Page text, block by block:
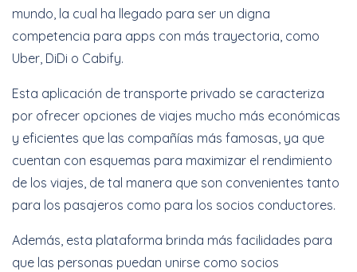
mundo, la cual ha llegado para ser un digna
competencia para apps con más trayectoria, como
Uber, DiDi o Cabify.
Esta aplicación de transporte privado se caracteriza
por ofrecer opciones de viajes mucho más económicas
y eficientes que las compañías más famosas, ya que
cuentan con esquemas para maximizar el rendimiento
de los viajes, de tal manera que son convenientes tanto
para los pasajeros como para los socios conductores.
Además, esta plataforma brinda más facilidades para
que las personas puedan unirse como socios